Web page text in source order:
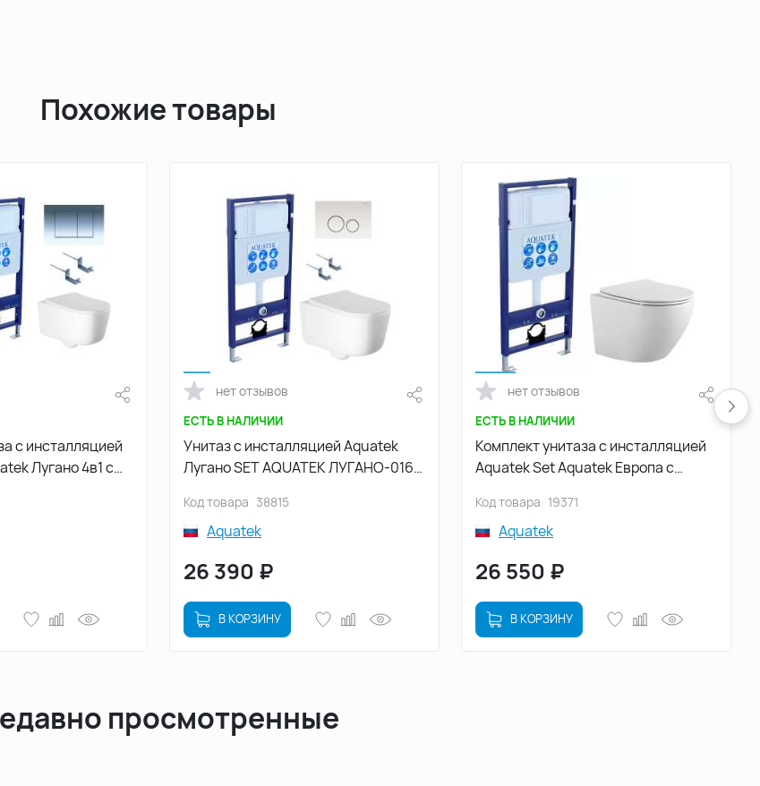
Похожие товары
с инсталляцией
Лугано 4в1 с
нет отзывов
ЕСТЬ В НАЛИЧИИ
Унитаз с инсталляцией Aquatek
Лугано SET AQUATEK ЛУГАНО-016
клавишей смыва Хром
Код товара 38815
Aquatek
26 390 ₽
В КОРЗИНУ
нет отзывов
ЕСТЬ В НАЛИЧИИ
Комплект унитаза с инсталляцией
Aquatek Set Aquatek Европа с
Код товара 19371
Aquatek
26 550 ₽
В КОРЗИНУ
просмотренные